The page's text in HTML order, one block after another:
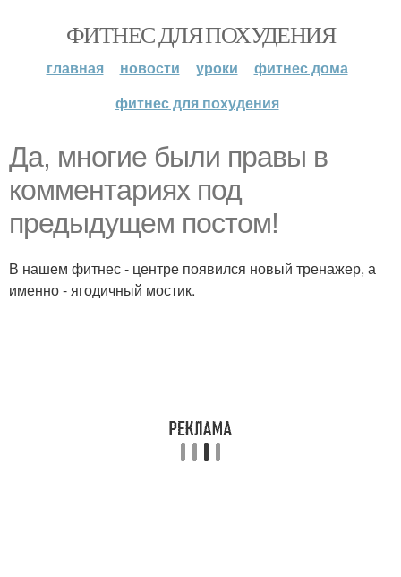
ФИТНЕС ДЛЯ ПОХУДЕНИЯ
главная новости уроки
фитнес дома
фитнес для похудения
Да, многие были правы в
комментариях под
предыдущем постом!
В нашем фитнес - центре появился новый тренажер, а
именно - ягодичный мостик.